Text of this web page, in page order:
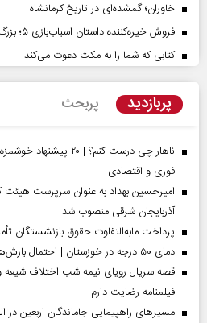
خاوران؛ گمشده‌ای در تاریخ کرمانشاه
فروش خیره‌کننده داستان اسباب‌بازی ۵؛ بزرگ‌ترین افتتاحیه سال برای پیکسار
کتابی که شما را به مکث دعوت می‌کند
پربازدید پربحث
ناهار چی درست کنم؟ |
فوری و اقتصادی
امیرحسین بهداد به عنوان سرپرست
آذربایجان شرقی منصوب شد
پرداخت مابه‌التفاوت حقوق بازنشستگان
دمای ۵۰ درجه در خوزستان | احتمال بارش‌های سیل‌آسا در ۳ استان
قصه سریال رویای نیمه شب اختلاف
فیلمنامه رضایت دارم
مسیر‌های راهپیمایی جاماندگان اربعین در